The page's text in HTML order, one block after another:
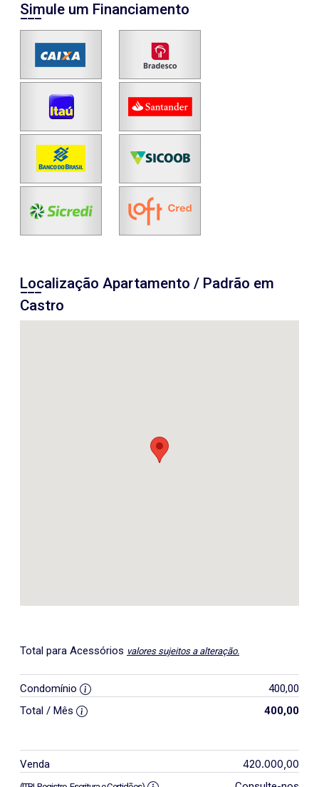
Simule um Financiamento
Localização Apartamento / Padrão em
Castro
Total para Acessórios valores sujeitos a alteração.
Condomínio
400,00
Total / Mês
400,00
Venda 420.000,00